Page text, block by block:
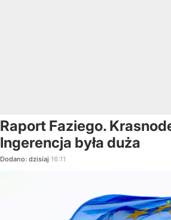
Raport Faziego.
Ingerencja była duża
Dodano: dzisiaj 16:11